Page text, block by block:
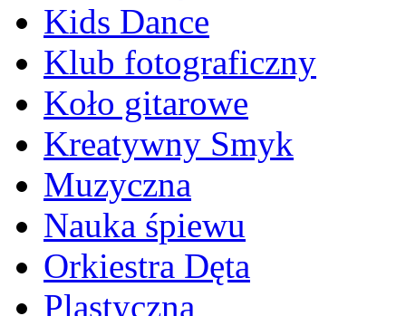
Kids Dance
Klub fotograficzny
Koło gitarowe
Kreatywny Smyk
Muzyczna
Nauka śpiewu
Orkiestra Dęta
Plastyczna